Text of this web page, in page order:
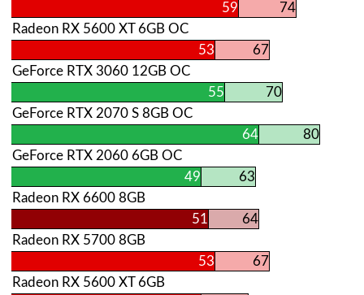
59
74
Radeon RX 5600 XT 6GB OC
53
67
GeForce RTX 3060 12GB OC
55
70
GeForce RTX 2070 S 8GB OC
64
80
GeForce RTX 2060 6GB OC
49
63
Radeon RX 6600 8GB
51
64
Radeon RX 5700 8GB
53
67
Radeon RX 5600 XT 6GB